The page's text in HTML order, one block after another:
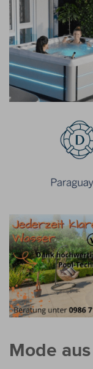
Mode